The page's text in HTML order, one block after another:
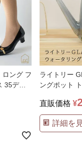
ロング フ
35デニ
ライトリー
ングポット
直販価格 ¥
詳細を